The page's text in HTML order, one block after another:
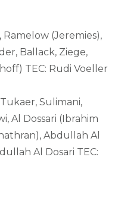
(Jeremies),
Ballack, Ziege,
TEC: Rudi Voeller
Sulimani,
Al Dossari (Ibrahim
Abdullah Al
Al Dosari TEC: